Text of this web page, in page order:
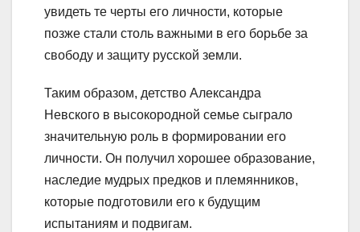
увидеть те черты его личности, которые
позже стали столь важными в его борьбе за
свободу и защиту русской земли.
Таким образом, детство Александра
Невского в высокородной семье сыграло
значительную роль в формировании его
личности. Он получил хорошее образование,
наследие мудрых предков и племянников,
которые подготовили его к будущим
испытаниям и подвигам.